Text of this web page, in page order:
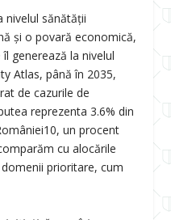
nivelul sănătății
și o povară economică,
generează la nivelul
Atlas, până în 2035,
de cazurile de
reprezenta 3.6% din
10, un procent
cu alocările
prioritare, cum